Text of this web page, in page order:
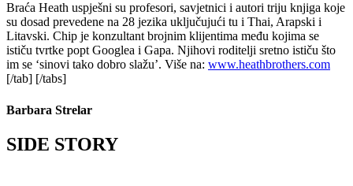
Braća Heath uspješni su profesori, savjetnici i autori triju knjiga koje
su dosad prevedene na 28 jezika uključujući tu i Thai, Arapski i
Litavski. Chip je konzultant brojnim klijentima među kojima se
ističu tvrtke popt Googlea i Gapa. Njihovi roditelji sretno ističu što
im se ‘sinovi tako dobro slažu’. Više na: www.heathbrothers.com
[/tab] [/tabs]
Barbara Strelar
SIDE STORY